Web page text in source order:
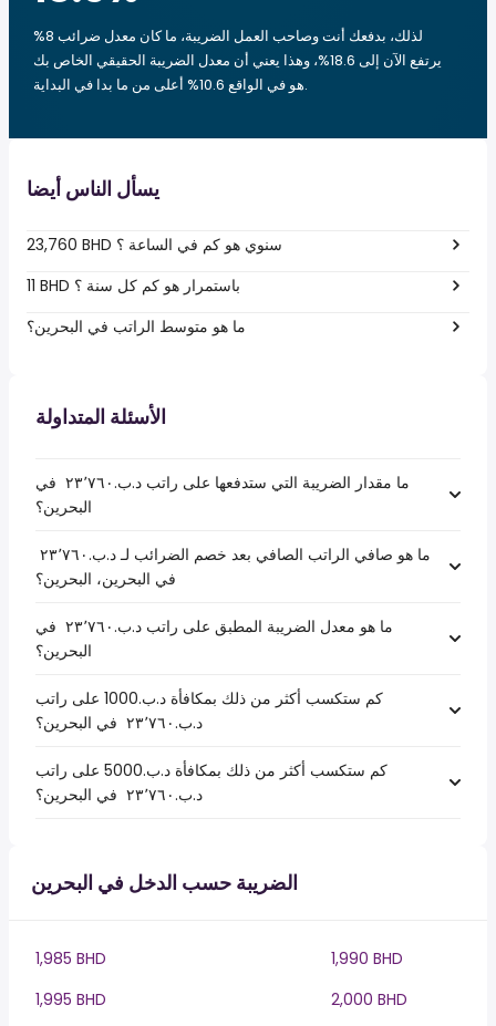
لذلك، بدفعك أنت وصاحب العمل الضريبة، ما كان معدل ضرائب 8%
يرتفع الآن إلى 18.6%، وهذا يعني أن معدل الضريبة الحقيقي الخاص بك
هو في الواقع 10.6% أعلى من ما بدا في البداية.
يسأل الناس أيضا
23,760 BHD سنوي هو كم في الساعة ؟
11 BHD باستمرار هو كم كل سنة ؟
ما هو متوسط الراتب في البحرين؟
الأسئلة المتداولة
ما مقدار الضريبة التي ستدفعها على راتب د.ب.‏٢٣٬٧٦٠ ‏ في
البحرين؟
في البحرين، البحرين؟
ما هو معدل الضريبة المطبق على راتب د.ب.‏٢٣٬٧٦٠ ‏ في
البحرين؟
كم ستكسب أكثر من ذلك بمكافأة د.ب.1000 على راتب
د.ب.‏٢٣٬٧٦٠ ‏ في البحرين؟
كم ستكسب أكثر من ذلك بمكافأة د.ب.5000 على راتب
د.ب.‏٢٣٬٧٦٠ ‏ في البحرين؟
الضريبة حسب الدخل في البحرين
1,985 BHD
1,990 BHD
1,995 BHD
2,000 BHD